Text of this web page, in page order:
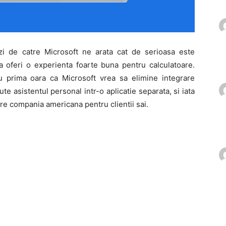
de catre Microsoft ne arata cat de serioasa este
oferi o experienta foarte buna pentru calculatoare.
prima oara ca Microsoft vrea sa elimine integrare
asistentul personal intr-o aplicatie separata, si iata
compania americana pentru clientii sai.